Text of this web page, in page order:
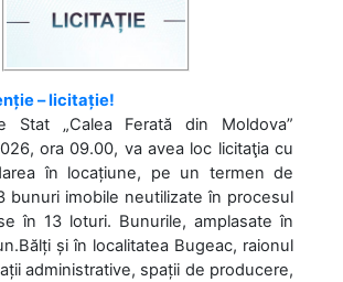
– licitație!
Stat „Calea Ferată din Moldova”
ora 09.00, va avea loc licitaţia cu
în locațiune, pe un termen de
bunuri imobile neutilizate în procesul
în 13 loturi. Bunurile, amplasate în
și în localitatea Bugeac, raionul
administrative, spații de producere,